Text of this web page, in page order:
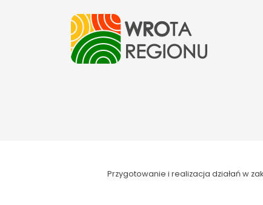
Przygotowanie i realizacja działań w